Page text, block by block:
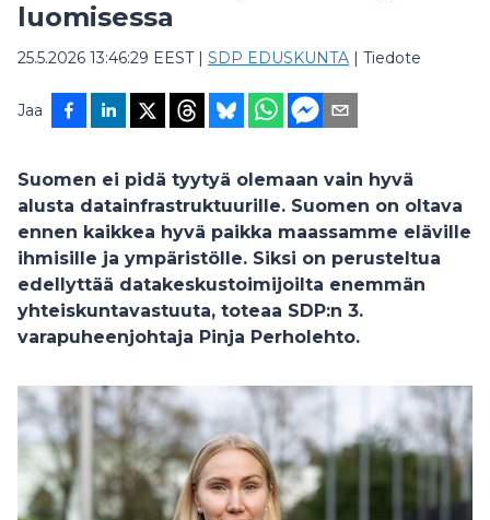
luomisessa
25.5.2026 13:46:29 EEST| SDP EDUSKUNTA | Tiedote
Jaa
Suomen ei pidä tyytyä olemaan vain hyvä
alusta datainfrastruktuurille. Suomen on oltava
ennen kaikkea hyvä paikka maassamme eläville
ihmisille ja ympäristölle. Siksi on perusteltua
edellyttää datakeskustoimijoilta enemmän
yhteiskuntavastuuta, toteaa SDP:n 3.
varapuheenjohtaja Pinja Perholehto.